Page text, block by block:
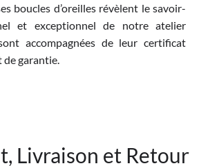
boucles d’oreilles révèlent le savoir-
et exceptionnel de notre atelier
accompagnées de leur certificat
garantie.
Livraison et Retour